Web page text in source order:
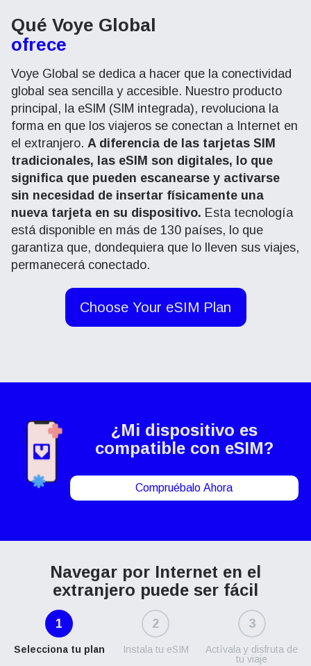
Qué Voye Global
ofrece
Voye Global se dedica a hacer que la conectividad
global sea sencilla y accesible. Nuestro producto
principal, la eSIM (SIM integrada), revoluciona la
forma en que los viajeros se conectan a Internet en
el extranjero. A diferencia de las tarjetas SIM
tradicionales, las eSIM son digitales, lo que
significa que pueden escanearse y activarse
sin necesidad de insertar físicamente una
nueva tarjeta en su dispositivo. Esta tecnología
está disponible en más de 130 países, lo que
garantiza que, dondequiera que lo lleven sus viajes,
permanecerá conectado.
Choose Your eSIM Plan
¿Mi dispositivo es
compatible con eSIM?
Compruébalo Ahora
Navegar por Internet en el
extranjero puede ser fácil
1
Selecciona tu plan
2
Instala tu eSIM
3
Actívala y disfruta de
tu viaje